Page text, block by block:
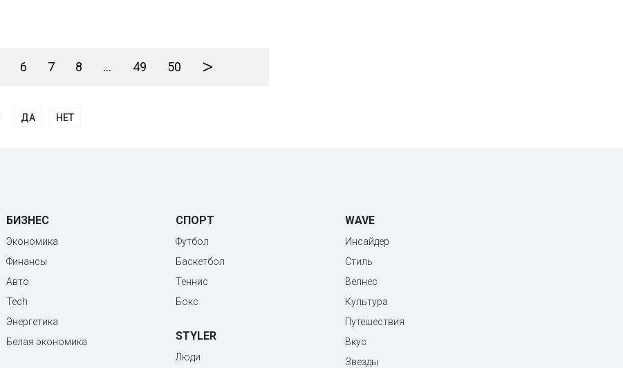
6 7 8 ... 49 50 >
ДА НЕТ
БИЗНЕС
Экономика
Финансы
Авто
Tech
Энергетика
Белая экономика
СПОРТ
Футбол
Баскетбол
Теннис
Бокс
STYLER
Люди
WAVE
Инсайдер
Стиль
Велнес
Культура
Путешествия
Вкус
Звезды